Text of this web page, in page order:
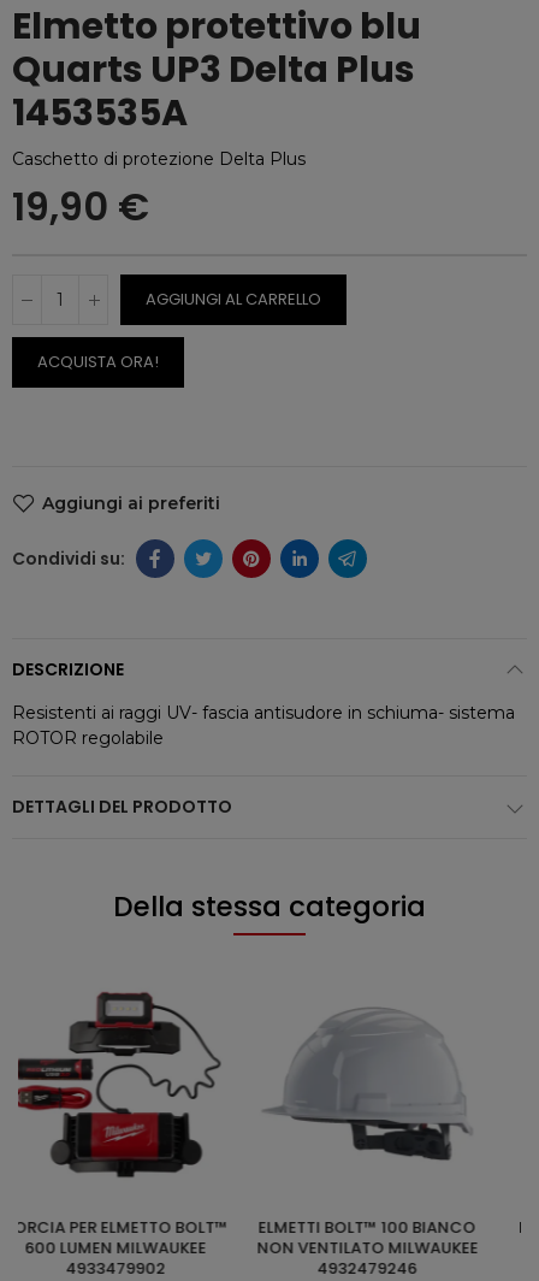
Elmetto protettivo blu
Quarts UP3 Delta Plus
1453535A
Caschetto di protezione Delta Plus
19,90 €
AGGIUNGI AL CARRELLO
ACQUISTA ORA!
Aggiungi ai preferiti
DESCRIZIONE
Resistenti ai raggi UV- fascia antisudore in schiuma- sistema
ROTOR regolabile
DETTAGLI DEL PRODOTTO
Della stessa categoria
AGGIUNGI AL CARRELLO
ELMETTI BOLT™ 100 BIANCO
NON VENTILATO MILWAUKEE
4932479246
AGGIUNGI AL CARRELLO
ELMETTO BOLT™200 NON
VENTILATO ARANCIONE
MILWAUKEE 4932480657